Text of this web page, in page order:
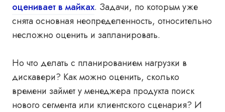
оценивает в майках. Задачи, по которым уже
снята основная неопределенность, относительно
несложно оценить и запланировать.
Но что делать с планированием нагрузки в
дискавери? Как можно оценить, сколько
времени займет у менеджера продукта поиск
нового сегмента или клиентского сценария? И